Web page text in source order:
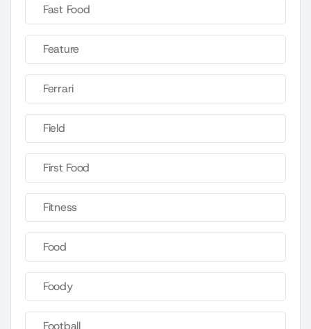
Fast Food
Feature
Ferrari
Field
First Food
Fitness
Food
Foody
Football